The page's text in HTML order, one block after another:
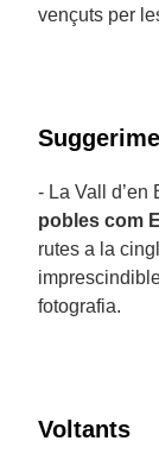
vençuts per
- La Vall d’en
pobles com
rutes a la
fotografia.
Voltants